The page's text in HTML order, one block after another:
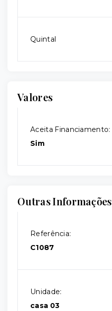
Quintal
Valores
Aceita Financiamento:
Sim
Outras Informações
Referência:
C1087
Unidade:
casa 03